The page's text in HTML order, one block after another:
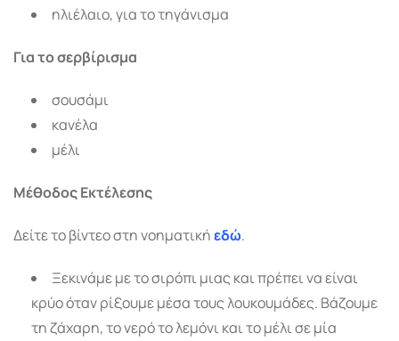
ηλιέλαιο, για το τηγάνισμα
Για το σερβίρισμα
σουσάμι
κανέλα
μέλι
Μέθοδος Εκτέλεσης
Δείτε το βίντεο στη νοηματικήεδώ.
Ξεκινάμε με το σιρόπι μιας και πρέπει να είναι
κρύο όταν ρίξουμε μέσα τους λουκουμάδες. Βάζουμε
τη ζάχαρη, το νερό το λεμόνι και το μέλι σε μία